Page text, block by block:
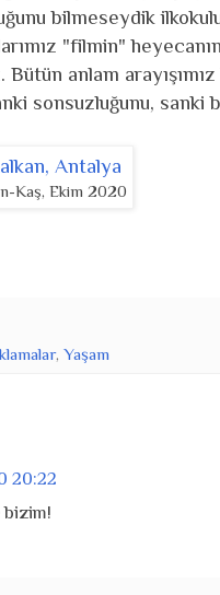
bilmeseydik
"filmin"
anlam
sonsuzluğunu, sanki
Kaş, Ekim 2020
, Yaşam
20:22
bizim!